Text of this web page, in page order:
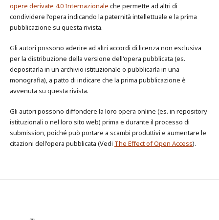
opere derivate 4.0 Internazionale che permette ad altri di
condividere l'opera indicando la paternità intellettuale e la prima
pubblicazione su questa rivista.
Gli autori possono aderire ad altri accordi di licenza non esclusiva
per la distribuzione della versione dell'opera pubblicata (es.
depositarla in un archivio istituzionale o pubblicarla in una
monografia), a patto di indicare che la prima pubblicazione è
avvenuta su questa rivista.
Gli autori possono diffondere la loro opera online (es. in repository
istituzionali o nel loro sito web) prima e durante il processo di
submission, poiché può portare a scambi produttivi e aumentare le
citazioni dell'opera pubblicata (Vedi The Effect of Open Access).